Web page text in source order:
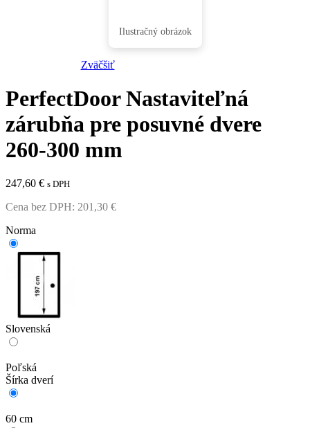
Zväčšiť
PerfectDoor Nastaviteľná
zárubňa pre posuvné dvere
260-300 mm
247,60 € s DPH
Cena bez DPH: 201,30 €
Norma
Slovenská
Poľská
Šírka dverí
60 cm